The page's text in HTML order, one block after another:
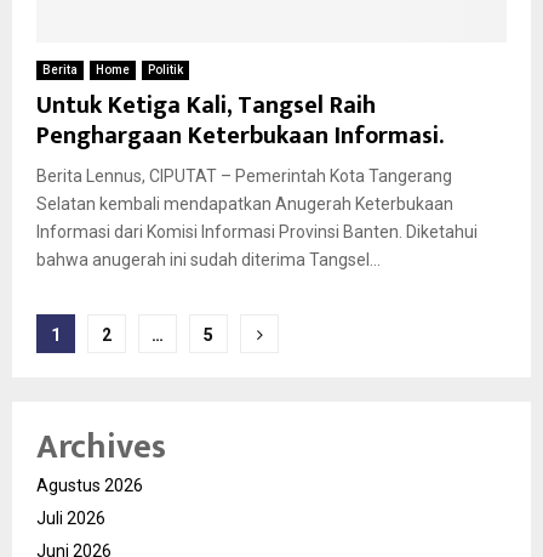
Berita Home Politik
Untuk Ketiga Kali, Tangsel Raih
Penghargaan Keterbukaan Informasi.
Berita Lennus, CIPUTAT – Pemerintah Kota Tangerang
Selatan kembali mendapatkan Anugerah Keterbukaan
Informasi dari Komisi Informasi Provinsi Banten. Diketahui
bahwa anugerah ini sudah diterima Tangsel...
Paginasi
1 2 … 5
Archives
Agustus 2026
Juli 2026
Juni 2026